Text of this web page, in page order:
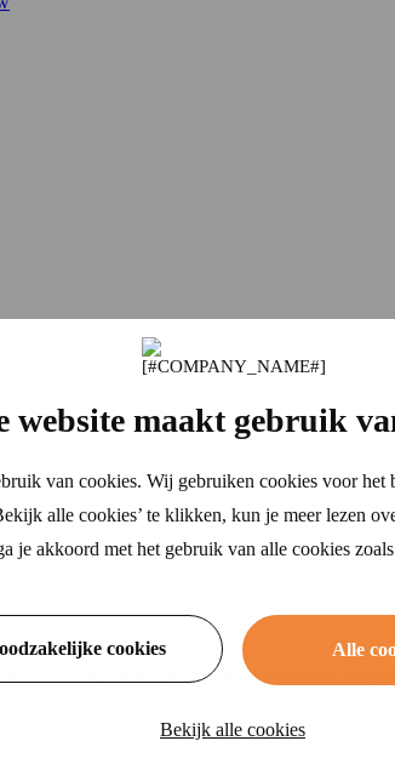
website maakt gebruik
van cookies. Wij gebruiken cookies voor
alle cookies’ te klikken, kun je meer lezen
je akkoord met het gebruik van alle cookies
cookies Alle
Bekijk alle cookies
W większości przypadków otrzymasz